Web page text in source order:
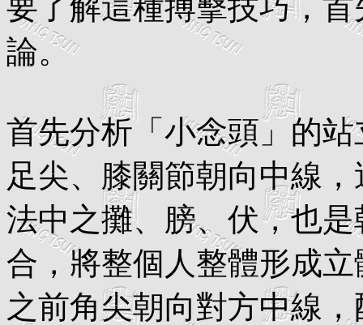
要了解這種搏擊技巧，
論。
首先分析「小念頭」的
足尖、膝關節朝向中線
法中之攤、膀、伏，也
合，將整個人整體形成
之前角尖朝向對方中線